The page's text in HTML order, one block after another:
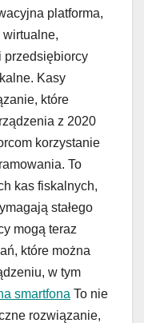
platforma,
wirtualne,
przedsiębiorcy
Kasy
które
z 2020
korzystanie
To
kas fiskalnych,
stałego
mogą teraz
które można
w tym
smartfona To nie
rozwiązanie,